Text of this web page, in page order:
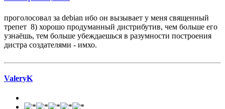
проголосовал за debian ибо он вызывает у меня священный
трепет 8) хорошо продуманный дистрибутив, чем больше его
узнаёшь, тем больше убеждаешься в разумности построения
дистра создателями - имхо.
ValeryK